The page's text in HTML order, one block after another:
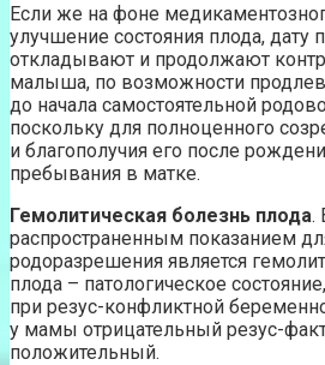
Если же на фоне
улучшение состояния плода, дату
откладывают и продолжают
малыша, по возможности
до начала самостоятельной
поскольку для полноценного
и благополучия его после
пребывания в матке.
Гемолитическая болезнь плода.
распространенным показанием
родоразрешения является
плода – патологическое
при резус-конфликтной
у мамы отрицательный резус-
положительный.